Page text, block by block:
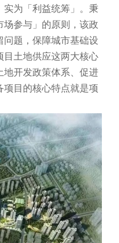
为「利益统筹」。秉
参与」的原则，该政
题，保障城市基础设
土地供应这两大核心
开发政策体系、促进
目的核心特点就是项